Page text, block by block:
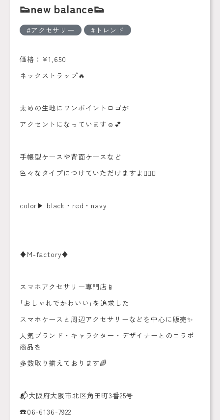
👟new balance👟
アクセサリー トレンド
価格：¥1,650
ネックストラップ🔥
太めの生地にワンポイントロゴが
アクセントになっています☺️💕
手帳型ケースや背面ケースなど
色々なタイプにつけていただけますよ🙆‍♀️✨
color▶︎ black・red・navy
♦️M-factory♦️
スマホアクセサリー専門店📱
｢おしゃれでかわいい｣を追求した
スマホケースと周辺アクセサリーなどを中心に販売✨
人気ブランド・キャラクター・デザイナーとのコラボ
商品を
多数取り揃えております🌈
📬大阪府大阪市北区角田町3番25号
☎️06-6136-7922